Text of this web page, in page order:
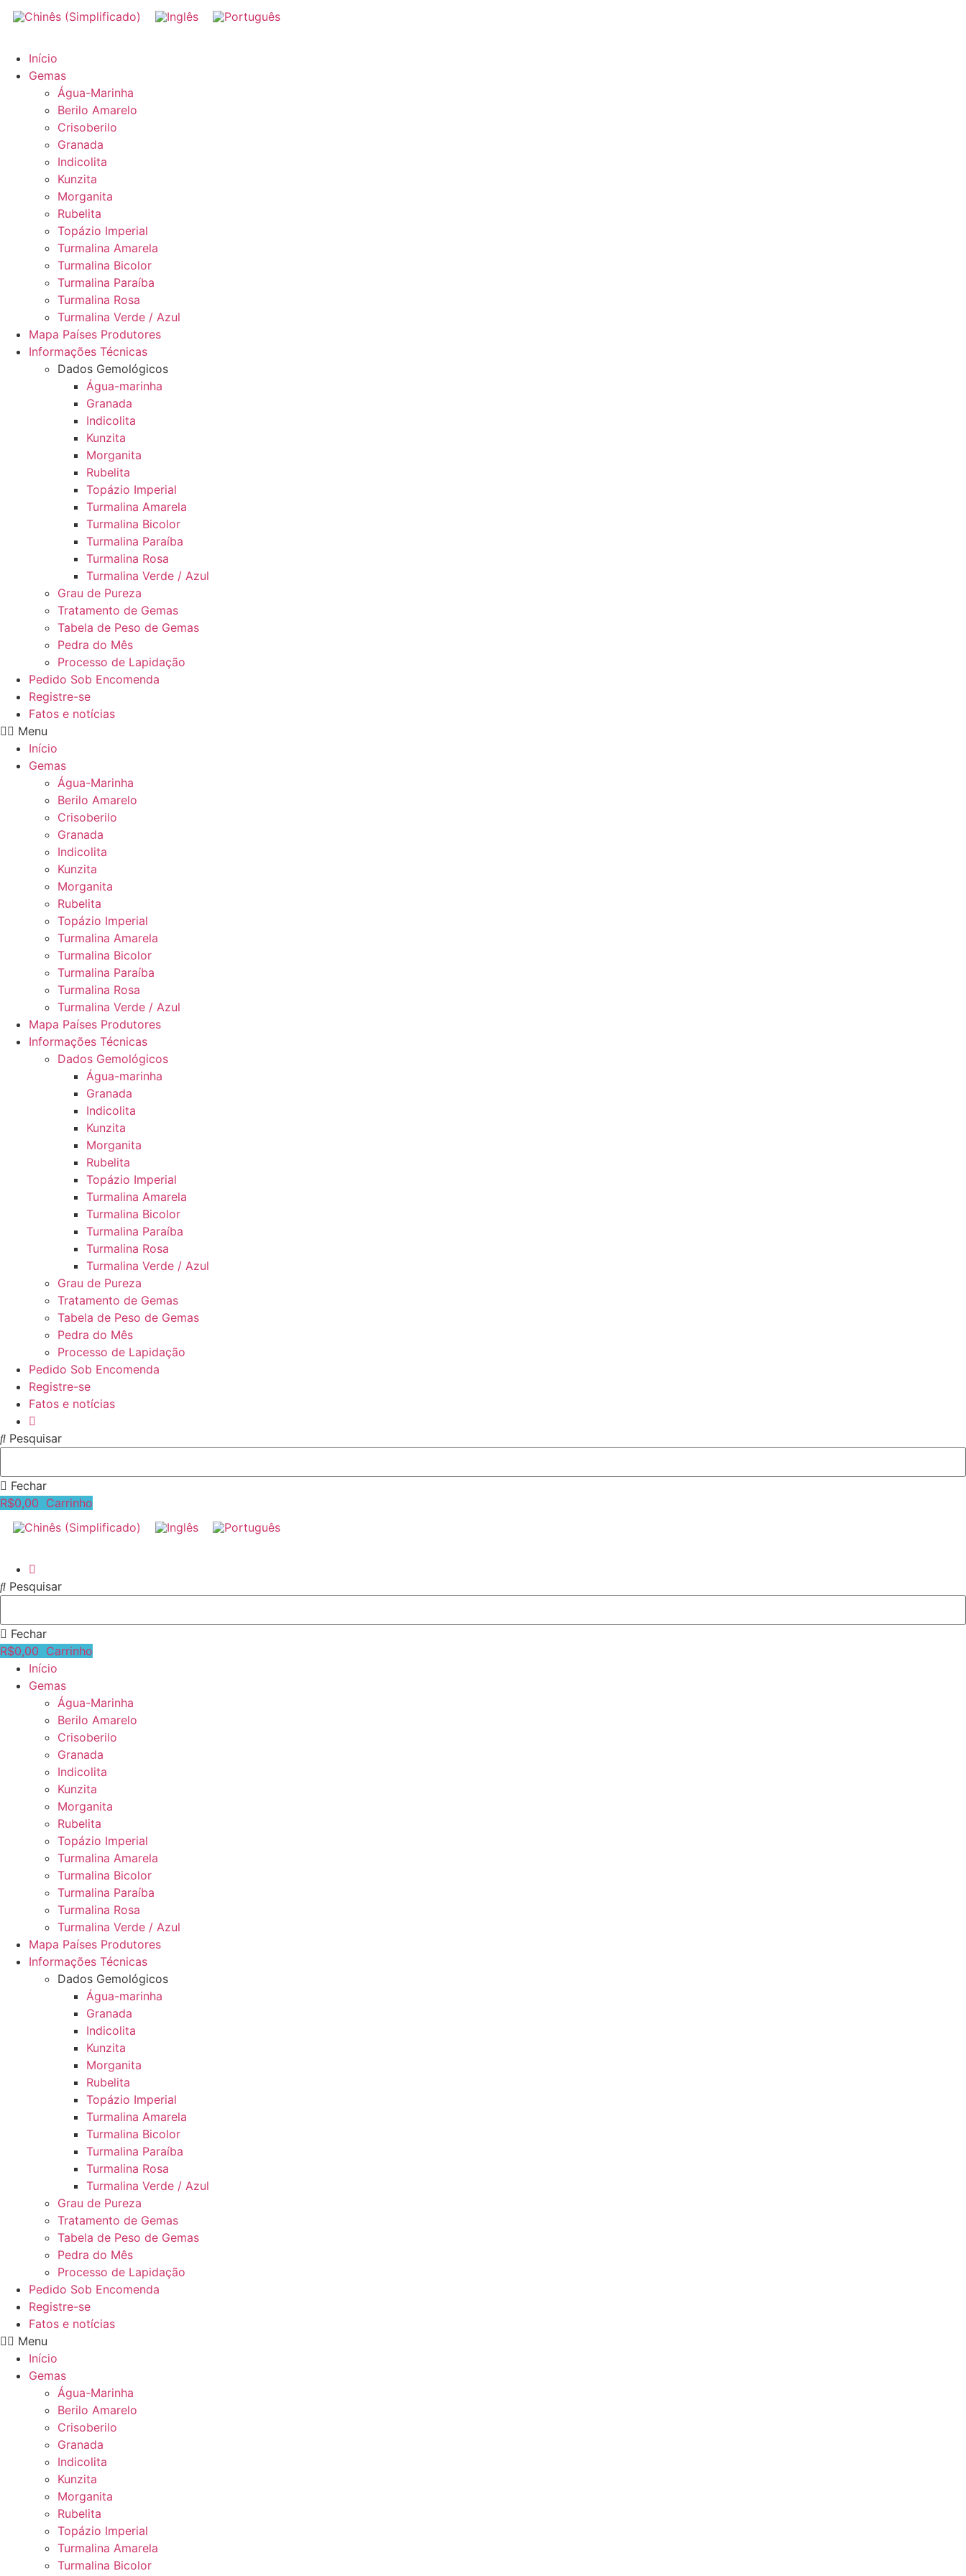
Início
Gemas
Água-Marinha
Berilo Amarelo
Crisoberilo
Granada
Indicolita
Kunzita
Morganita
Rubelita
Topázio Imperial
Turmalina Amarela
Turmalina Bicolor
Turmalina Paraíba
Turmalina Rosa
Turmalina Verde / Azul
Mapa Países Produtores
Informações Técnicas
Dados Gemológicos
Água-marinha
Granada
Indicolita
Kunzita
Morganita
Rubelita
Topázio Imperial
Turmalina Amarela
Turmalina Bicolor
Turmalina Paraíba
Turmalina Rosa
Turmalina Verde / Azul
Grau de Pureza
Tratamento de Gemas
Tabela de Peso de Gemas
Pedra do Mês
Processo de Lapidação
Pedido Sob Encomenda
Registre-se
Fatos e notícias
Menu
Início
Gemas
Água-Marinha
Berilo Amarelo
Crisoberilo
Granada
Indicolita
Kunzita
Morganita
Rubelita
Topázio Imperial
Turmalina Amarela
Turmalina Bicolor
Turmalina Paraíba
Turmalina Rosa
Turmalina Verde / Azul
Mapa Países Produtores
Informações Técnicas
Dados Gemológicos
Água-marinha
Granada
Indicolita
Kunzita
Morganita
Rubelita
Topázio Imperial
Turmalina Amarela
Turmalina Bicolor
Turmalina Paraíba
Turmalina Rosa
Turmalina Verde / Azul
Grau de Pureza
Tratamento de Gemas
Tabela de Peso de Gemas
Pedra do Mês
Processo de Lapidação
Pedido Sob Encomenda
Registre-se
Fatos e notícias
Pesquisar
Fechar
R$0,00 Carrinho
Pesquisar
Fechar
R$0,00 Carrinho
Início
Gemas
Água-Marinha
Berilo Amarelo
Crisoberilo
Granada
Indicolita
Kunzita
Morganita
Rubelita
Topázio Imperial
Turmalina Amarela
Turmalina Bicolor
Turmalina Paraíba
Turmalina Rosa
Turmalina Verde / Azul
Mapa Países Produtores
Informações Técnicas
Dados Gemológicos
Água-marinha
Granada
Indicolita
Kunzita
Morganita
Rubelita
Topázio Imperial
Turmalina Amarela
Turmalina Bicolor
Turmalina Paraíba
Turmalina Rosa
Turmalina Verde / Azul
Grau de Pureza
Tratamento de Gemas
Tabela de Peso de Gemas
Pedra do Mês
Processo de Lapidação
Pedido Sob Encomenda
Registre-se
Fatos e notícias
Menu
Início
Gemas
Água-Marinha
Berilo Amarelo
Crisoberilo
Granada
Indicolita
Kunzita
Morganita
Rubelita
Topázio Imperial
Turmalina Amarela
Turmalina Bicolor